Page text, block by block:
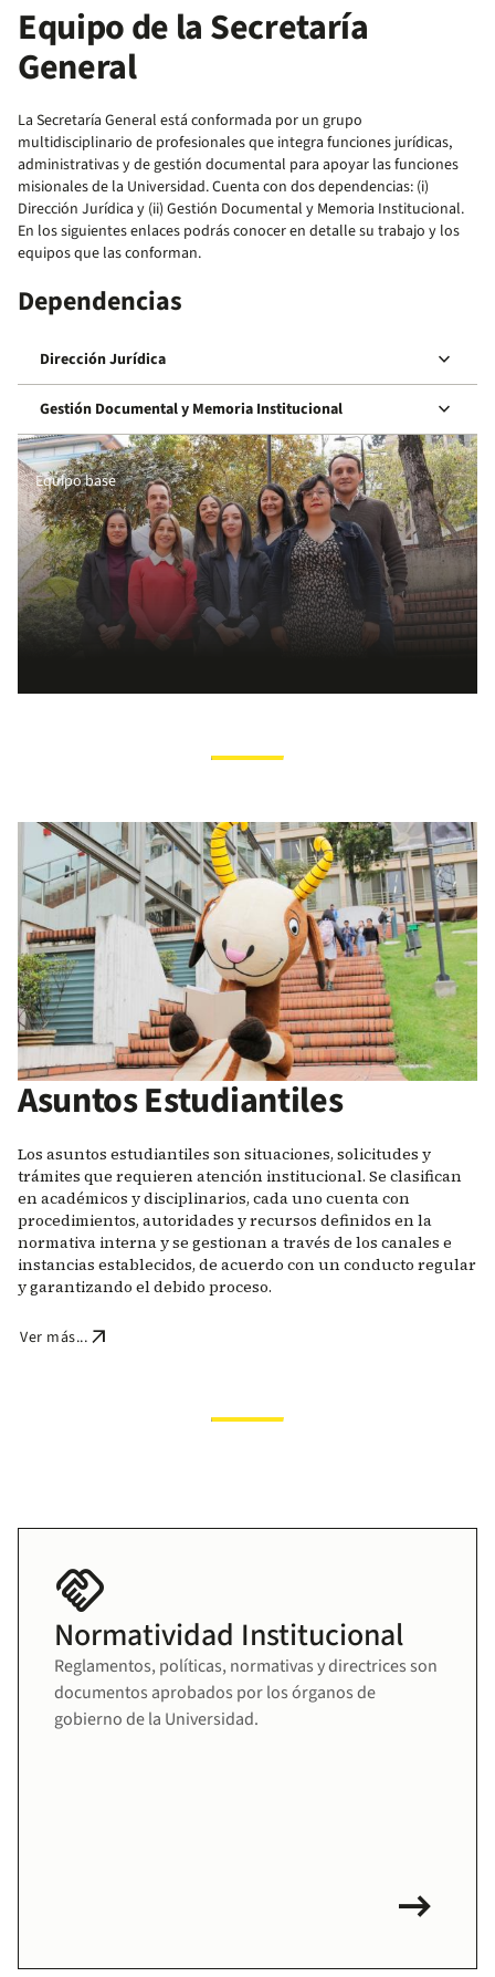
Equipo de la Secretaría
General
La Secretaría General está conformada por un grupo
multidisciplinario de profesionales que integra funciones jurídicas,
administrativas y de gestión documental para apoyar las funciones
misionales de la Universidad. Cuenta con dos dependencias: (i)
Dirección Jurídica y (ii) Gestión Documental y Memoria Institucional.
En los siguientes enlaces podrás conocer en detalle su trabajo y los
equipos que las conforman.
Dependencias
Dirección Jurídica keyboard_arrow_down
Gestión Documental y Memoria Institucional keyboard_arrow_down
Equipo base
Asuntos Estudiantiles
Los asuntos estudiantiles son situaciones, solicitudes y
trámites que requieren atención institucional. Se clasifican
en académicos y disciplinarios, cada uno cuenta con
procedimientos, autoridades y recursos definidos en la
normativa interna y se gestionan a través de los canales e
instancias establecidos, de acuerdo con un conducto regular
y garantizando el debido proceso.
Ver más... arrow_outward
handshake
Normatividad Institucional
Reglamentos, políticas, normativas y directrices son
documentos aprobados por los órganos de
gobierno de la Universidad.
arrow_right_alt